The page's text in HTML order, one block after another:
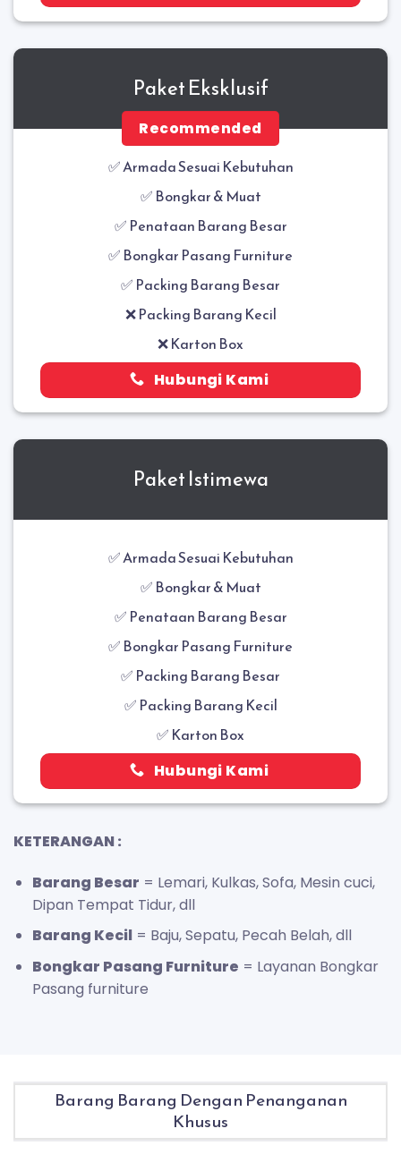
Paket Eksklusif
Recommended
✅ Armada Sesuai Kebutuhan
✅ Bongkar & Muat
✅ Penataan Barang Besar
✅ Bongkar Pasang Furniture
✅ Packing Barang Besar
❌ Packing Barang Kecil
❌ Karton Box
Hubungi Kami
Paket Istimewa
✅ Armada Sesuai Kebutuhan
✅ Bongkar & Muat
✅ Penataan Barang Besar
✅ Bongkar Pasang Furniture
✅ Packing Barang Besar
✅ Packing Barang Kecil
✅ Karton Box
Hubungi Kami
KETERANGAN :
Barang Besar = Lemari, Kulkas, Sofa, Mesin cuci,
Dipan Tempat Tidur, dll
Barang Kecil= Baju, Sepatu, Pecah Belah, dll
Bongkar Pasang Furniture = Layanan Bongkar
Pasang furniture
Barang Barang Dengan Penanganan
Khusus